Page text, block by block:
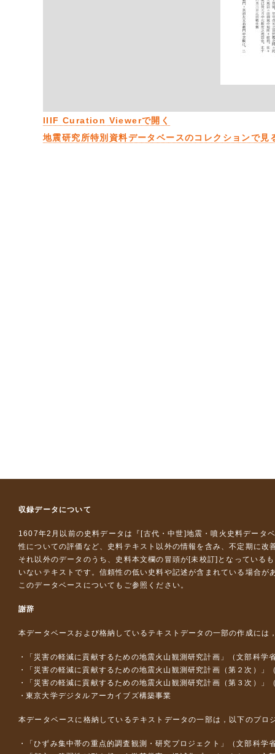
IIIF Curation Viewerで開く
地震研究所特別資料データベースのコレクションで見
収録データについて
1607年2月以前の史料データは『 [古代・中世]地震・噴火史料データ
性についての評価など、史料テキスト以外の情報を含み、不定期に改
それ以外のデータのうち、史料本文欄の冒頭が[未校訂]となっている
いないテキストです。信頼性の低い史料や記述が含まれている場合が
このデータベースについて もご参照ください。
謝辞
本データベースおよび格納しているテキストデータの一部の作成には
「災害の軽減に貢献するための地震火山観測研究計画」（文部科学
「災害の軽減に貢献するための地震火山観測研究計画（第２次）」
「災害の軽減に貢献するための地震火山観測研究計画（第３次）」
東京大学デジタルアーカイブズ構築事業
本データベースに格納しているテキストデータの一部は，以下のプロ
「ひずみ集中帯の重点的調査観測・研究プロジェクト」（文部科